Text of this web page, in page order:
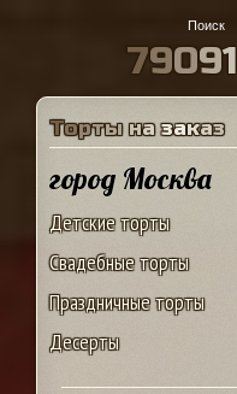
79091
Торты на заказ
город Москва
Детские торты
Свадебные торты
Праздничные торты
Десерты